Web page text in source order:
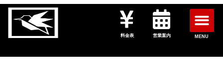
料金表 営業案内 MENU